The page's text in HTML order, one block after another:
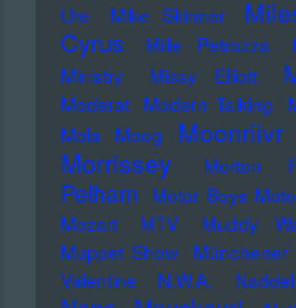
Ure
Mike Skinner
Cyrus
Mille Petrozza
Ministry Missy Elliott
Moderat Modern Talking
Mola
Moog Moonriivr
Morrissey Morton
Pelham
Motor Boys
Mozart
MTV Muddy
Muppet Show
Münchener
Valentine
N.W.A. Naddel